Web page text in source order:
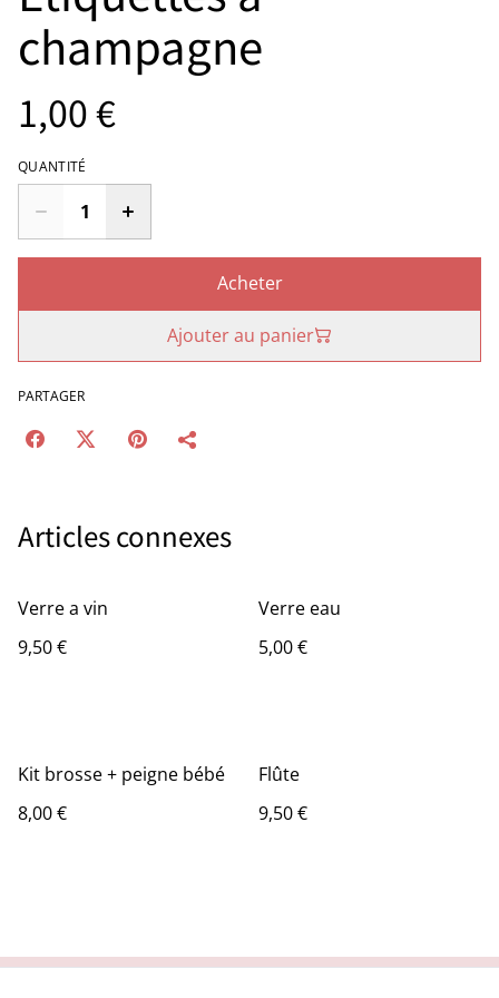
champagne
1,00 €
QUANTITÉ
Acheter
Ajouter au panier
PARTAGER
Articles connexes
Verre a vin
9,50 €
Verre eau
5,00 €
Kit brosse + peigne bébé
8,00 €
Flûte
9,50 €